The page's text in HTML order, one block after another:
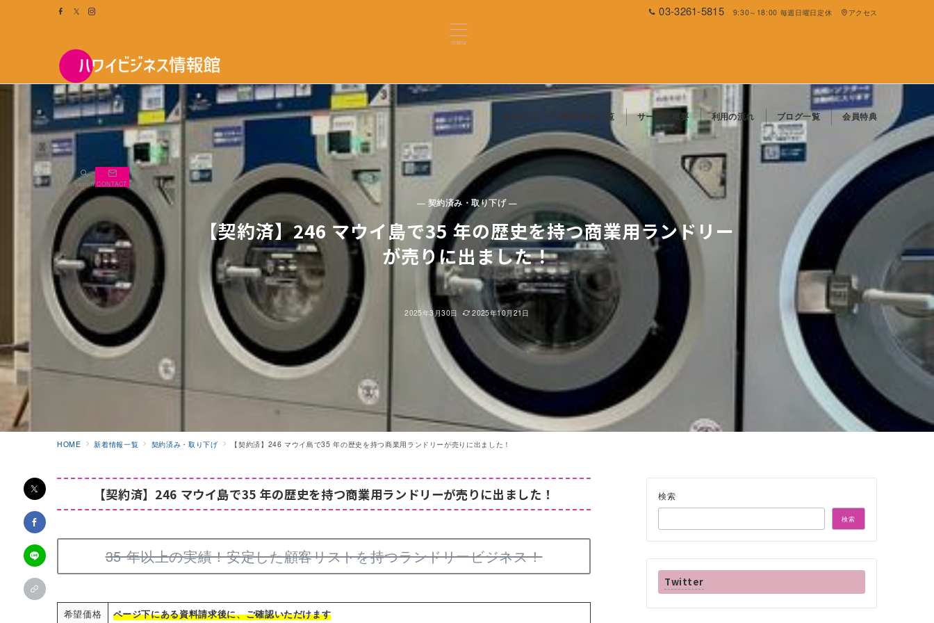
03-3261-5815 9:30～18:00 毎週日曜日定休 アクセス
menu
M&Aとは M&A案件一覧 サービス概要 利用の流れ ブログ一覧 会員特典
search CONTACT
— 契約済み・取り下げ —
【契約済】246 マウイ島で35 年の歴史を持つ商業用ランドリー
が売りに出ました！
2025年3月30日 2025年10月21日
HOME 新着情報一覧 契約済み・取り下げ 【契約済】246 マウイ島で35 年の歴史を持つ商業用ランドリーが売りに出ました！
【契約済】 246 マウイ島で35 年の歴史を持つ商業用ランドリーが売りに出ました！
35 年以上の実績！安定した顧客リストを持つランドリービジネス！
希望価格 ページ下にある資料請求後に、ご確認いただけます
検索
検索
Twitter